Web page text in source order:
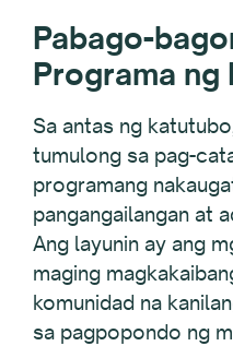
Pabago-
Programa ng
Sa antas ng
tumulong sa pag-
programang
pangangailangan at
Ang layunin ay ang
maging
komunidad na
sa pagpopondo ng